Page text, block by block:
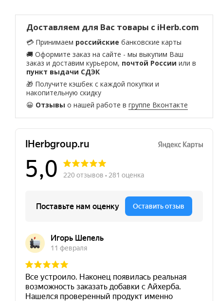
Доставляем для Вас товары с iHerb.com
💳 Принимаем российские банковские карты
🚚 Оформите заказ на сайте - мы выкупим Ваш
заказ и доставим курьером, почтой России или в
пункт выдачи СДЭК
🎁 Получите кэшбек с каждой покупки и
накопительную скидку
😀 Отзывы о нашей работе вгруппе Вконтакте